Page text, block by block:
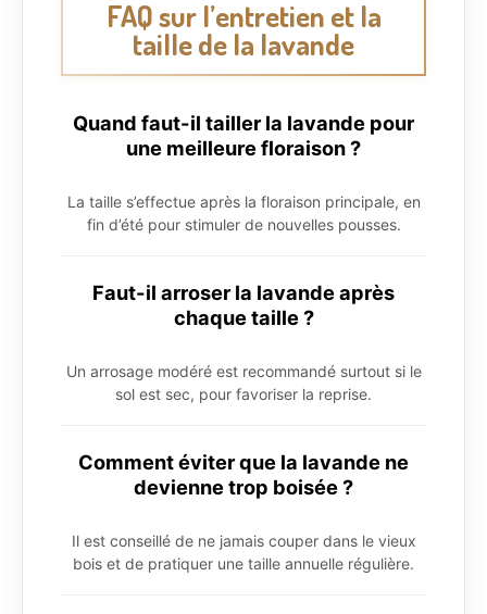
FAQ sur l’entretien et la
taille de la lavande
Quand faut-il tailler la lavande pour
une meilleure floraison ?
La taille s’effectue après la floraison principale, en
fin d’été pour stimuler de nouvelles pousses.
Faut-il arroser la lavande après
chaque taille ?
Un arrosage modéré est recommandé surtout si le
sol est sec, pour favoriser la reprise.
Comment éviter que la lavande ne
devienne trop boisée ?
Il est conseillé de ne jamais couper dans le vieux
bois et de pratiquer une taille annuelle régulière.